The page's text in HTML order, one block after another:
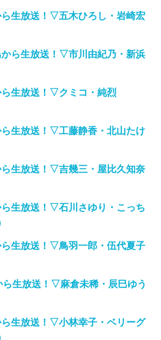
生放送！▽五木ひろし・岩崎宏
ら生放送！▽市川由紀乃・新浜
生放送！▽クミコ・純烈
生放送！▽工藤静香・北山たけ
生放送！▽吉幾三・屋比久知奈
生放送！▽石川さゆり・こっち
生放送！▽鳥羽一郎・伍代夏子
生放送！▽麻倉未稀・辰巳ゆう
生放送！▽小林幸子・ベリーグ